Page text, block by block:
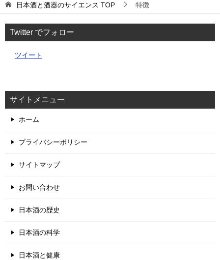
日本酒と酒器のサイエンス TOP 特徴
Twitter でフォロー
ツイート
サイトメニュー
ホーム
プライバシーポリシー
サイトマップ
お問い合わせ
日本酒の歴史
日本酒の科学
日本酒と健康